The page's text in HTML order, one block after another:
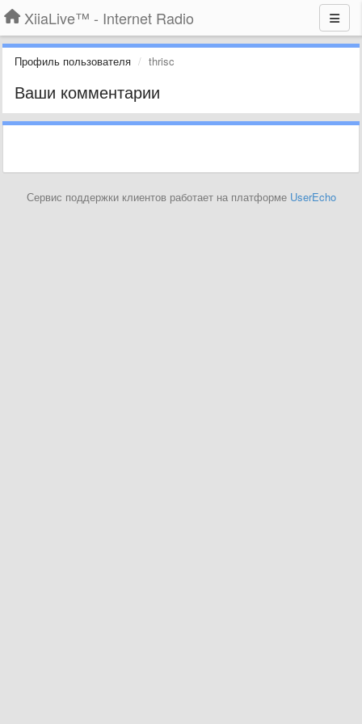
XiiaLive™ - Internet Radio
Профиль пользователя thrisc
Ваши комментарии
Сервис поддержки клиентов работает на платформе UserEcho